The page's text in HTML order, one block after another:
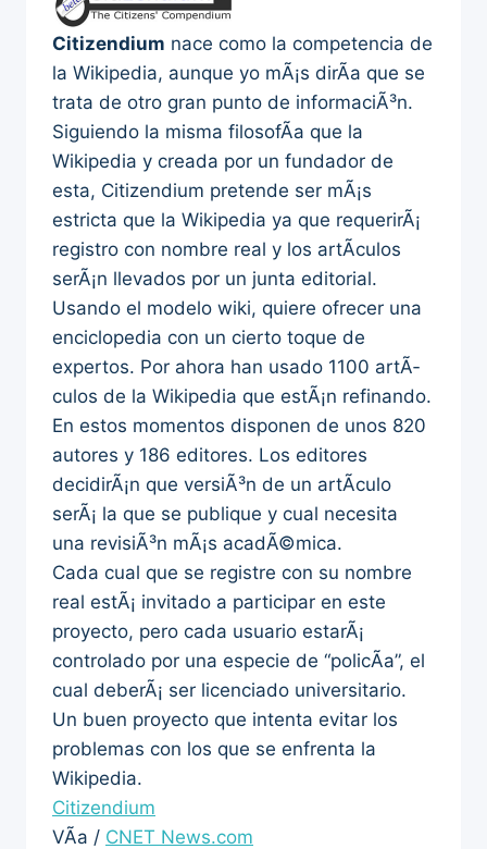
Citizendium nace como la competencia de
la Wikipedia, aunque yo mÃ¡s dirÃ­a que se
trata de otro gran punto de informaciÃ³n.
Siguiendo la misma filosofÃ­a que la
Wikipedia y creada por un fundador de
esta, Citizendium pretende ser mÃ¡s
estricta que la Wikipedia ya que requerirÃ¡
registro con nombre real y los artÃ­culos
serÃ¡n llevados por un junta editorial.
Usando el modelo wiki, quiere ofrecer una
enciclopedia con un cierto toque de
expertos. Por ahora han usado 1100 artÃ­
culos de la Wikipedia que estÃ¡n refinando.
En estos momentos disponen de unos 820
autores y 186 editores. Los editores
decidirÃ¡n que versiÃ³n de un artÃ­culo
serÃ¡ la que se publique y cual necesita
una revisiÃ³n mÃ¡s acadÃ©mica.
Cada cual que se registre con su nombre
real estÃ¡ invitado a participar en este
proyecto, pero cada usuario estarÃ¡
controlado por una especie de “policÃ­a”, el
cual deberÃ¡ ser licenciado universitario.
Un buen proyecto que intenta evitar los
problemas con los que se enfrenta la
Wikipedia.
Citizendium
VÃ­a / CNET News.com